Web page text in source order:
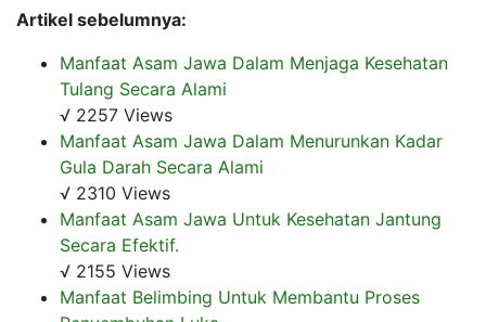
Artikel sebelumnya:
Manfaat Asam Jawa Dalam Menjaga Kesehatan
Tulang Secara Alami
√ 2257 Views
Manfaat Asam Jawa Dalam Menurunkan Kadar
Gula Darah Secara Alami
√ 2310 Views
Manfaat Asam Jawa Untuk Kesehatan Jantung
Secara Efektif.
√ 2155 Views
Manfaat Belimbing Untuk Membantu Proses